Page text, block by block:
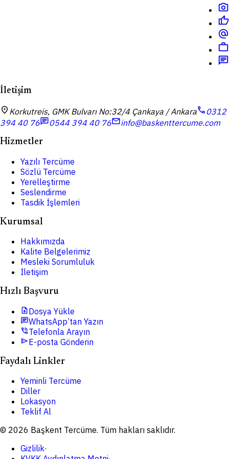
photo_camera
thumb_up
alternate_email
work
chat
İletişim
location_on Korkutreis, GMK Bulvarı No:32/4 Çankaya / Ankaracall 0312
394 40 76chat0544 394 40 76mailinfo@baskenttercume.com
Hizmetler
Yazılı Tercüme
Sözlü Tercüme
Yerelleştirme
Seslendirme
Tasdik İşlemleri
Kurumsal
Hakkımızda
Kalite Belgelerimiz
Mesleki Sorumluluk
İletişim
Hızlı Başvuru
upload_fileDosya Yükle
chatWhatsApp’tan Yazın
phone_in_talkTelefonla Arayın
sendE-posta Gönderin
Faydalı Linkler
Yeminli Tercüme
Diller
Lokasyon
Teklif Al
© 2026 Başkent Tercüme. Tüm hakları saklıdır.
Gizlilik·